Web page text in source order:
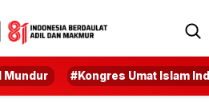
Mundur #Kongres Umat Islam